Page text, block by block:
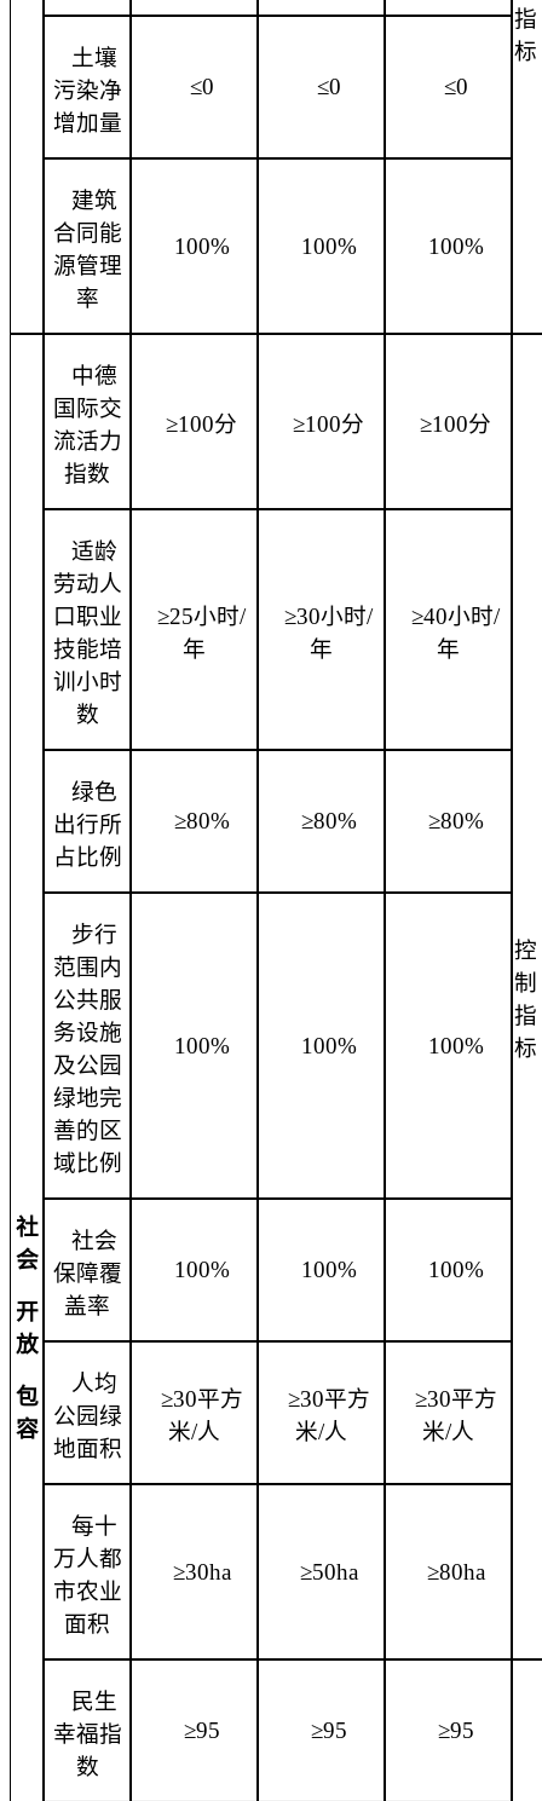
指
标
土壤
污染净
增加量
≤0 ≤0 ≤0
建筑
合同能
源管理
率
100% 100% 100%
社
会
开
放
包
容
中德
国际交
流活力
指数
≥100分 ≥100分 ≥100分
控
制
指
标
适龄
劳动人
口职业
技能培
训小时
数
≥25小时/
年
≥30小时/
年
≥40小时/
年
绿色
出行所
占比例
≥80% ≥80% ≥80%
步行
范围内
公共服
务设施
及公园
绿地完
善的区
域比例
100% 100% 100%
社会
保障覆
盖率
100% 100% 100%
人均
公园绿
地面积
≥30平方
米/人
≥30平方
米/人
≥30平方
米/人
每十
万人都
市农业
面积
≥30ha ≥50ha ≥80ha
民生
幸福指
数
≥95 ≥95 ≥95